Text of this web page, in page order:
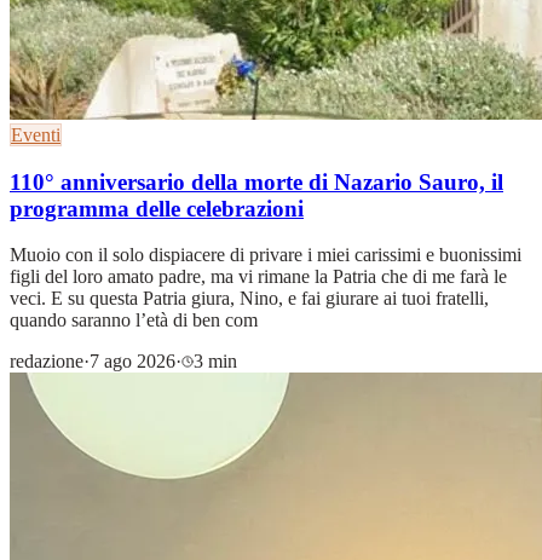
Eventi
110° anniversario della morte di Nazario Sauro, il
programma delle celebrazioni
Muoio con il solo dispiacere di privare i miei carissimi e buonissimi
figli del loro amato padre, ma vi rimane la Patria che di me farà le
veci. E su questa Patria giura, Nino, e fai giurare ai tuoi fratelli,
quando saranno l’età di ben com
redazione·7 ago 2026· 3 min